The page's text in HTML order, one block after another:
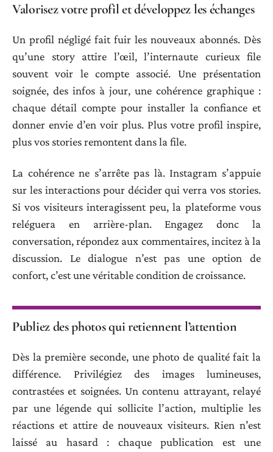
Valorisez votre profil et développez les échanges
Un profil négligé fait fuir les nouveaux abonnés. Dès
qu’une story attire l’œil, l’internaute curieux file
souvent voir le compte associé. Une présentation
soignée, des infos à jour, une cohérence graphique :
chaque détail compte pour installer la confiance et
donner envie d’en voir plus. Plus votre profil inspire,
plus vos stories remontent dans la file.
La cohérence ne s’arrête pas là. Instagram s’appuie
sur les interactions pour décider qui verra vos stories.
Si vos visiteurs interagissent peu, la plateforme vous
reléguera en arrière-plan. Engagez donc la
conversation, répondez aux commentaires, incitez à la
discussion. Le dialogue n’est pas une option de
confort, c’est une véritable condition de croissance.
Publiez des photos qui retiennent l’attention
Dès la première seconde, une photo de qualité fait la
différence. Privilégiez des images lumineuses,
contrastées et soignées. Un contenu attrayant, relayé
par une légende qui sollicite l’action, multiplie les
réactions et attire de nouveaux visiteurs. Rien n’est
laissé au hasard : chaque publication est une